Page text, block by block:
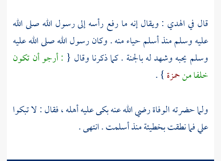
قال في الهدي : ويقال إنه ما رفع رأسه إلى رسول الله صلى الله
عليه وسلم منذ أسلم حياء منه . وكان رسول الله صلى الله عليه
وسلم يحبه وشهد له بالجنة . كما ذكرنا وقال { : أرجو أن تكون
خلفا منحمزة} .
ولما حضرته الوفاة رضي الله عنه بكى عليه أهله ، فقال : لا تبكوا
علي فما نطقت بخطيئة منذ أسلمت . انتهى .